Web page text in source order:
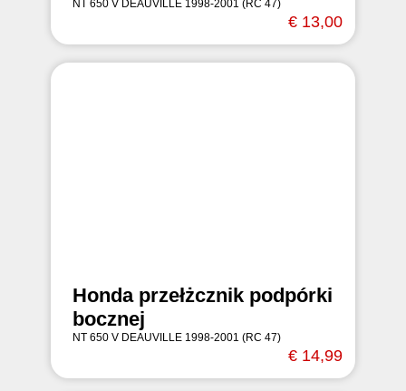
NT 650 V DEAUVILLE 1998-2001 (RC 47)
€ 13,00
Honda przełżcznik podpórki
bocznej
NT 650 V DEAUVILLE 1998-2001 (RC 47)
€ 14,99